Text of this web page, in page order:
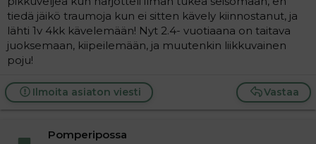
tiedä jäikö traumoja kun ei sitten kävely kiinnostanut, ja
lähti 1v 4kk kävelemään! Nyt 2.4- vuotiaana on taitava
juoksemaan, kiipeilemään, ja muutenkin liikkuvainen
poju!
Vastaa
Ilmoita asiaton viesti
Pomperipossa